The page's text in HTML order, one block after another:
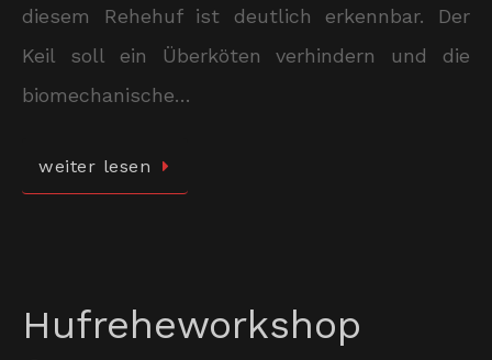
diesem Rehehuf ist deutlich erkennbar. Der
Keil soll ein Überköten verhindern und die
biomechanische…
weiter lesen
Hufreheworkshop